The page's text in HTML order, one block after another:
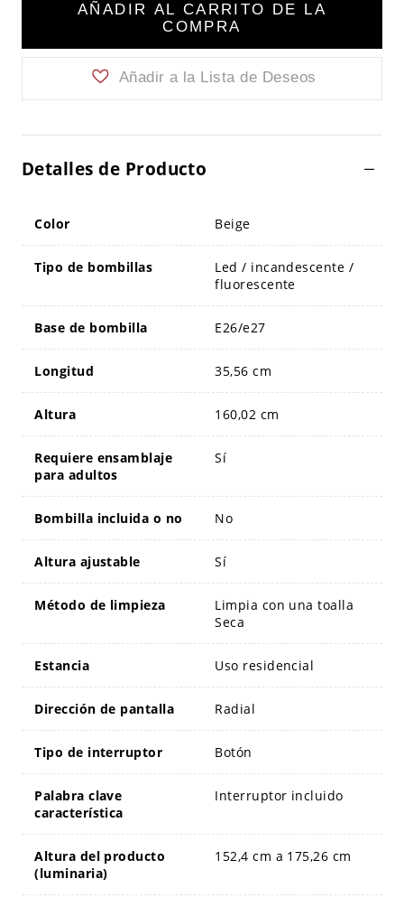
AÑADIR AL CARRITO DE LA
COMPRA
Añadir a la Lista de Deseos
Detalles de Producto
Color Beige
Tipo de bombillas
Led / incandescente /
fluorescente
Base de bombilla E26/e27
Longitud 35,56 cm
Altura 160,02 cm
Requiere ensamblaje
para adultos
Sí
Bombilla incluida o no No
Altura ajustable Sí
Método de limpieza
Limpia con una toalla
Seca
Estancia Uso residencial
Dirección de pantalla Radial
Tipo de interruptor Botón
Palabra clave
característica
Interruptor incluido
Altura del producto
(luminaria)
152,4 cm a 175,26 cm